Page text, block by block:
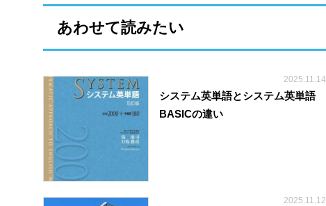
あわせて読みたい
2025.11.14
システム英単語とシステム英単語
BASICの違い
2025.11.12